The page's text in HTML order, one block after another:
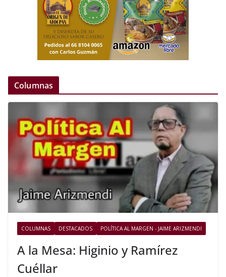
Columnas
COLUMNAS DESTACADOS POLÍTICA AL MARGEN - JAIME ARIZMENDI
A la Mesa: Higinio y Ramírez
Cuéllar